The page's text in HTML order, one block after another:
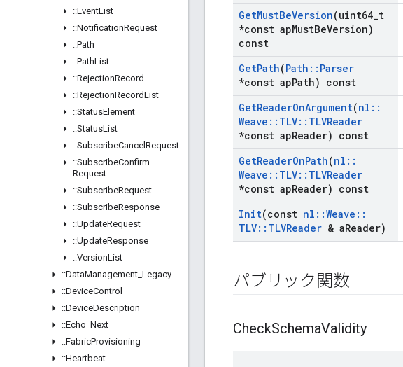
::EventList
::NotificationRequest
::Path
::PathList
::RejectionRecord
::RejectionRecordList
::StatusElement
::StatusList
::SubscribeCancel Request
::SubscribeConfirm
Request
::SubscribeRequest
::SubscribeResponse
::UpdateRequest
::UpdateResponse
::VersionList
::DataManagement Legacy
::DeviceControl
::DeviceDescription
::Echo Next
::FabricProvisioning
::Heartbeat
GetMustBeVersion(uint64 t
*const apMustBeVersion)
const
GetPath(Path :: Parser
*const apPath) const
GetReaderOnArgument(nl ::
Weave :: TLV:: TLVReader
*const apReader) const
GetReaderOnPath(nl ::
Weave :: TLV:: TLVReader
*const apReader) const
Init(const nl ::Weave ::
TLV:: TLVReader & aReader)
パブリック関数
CheckSchemaValidity